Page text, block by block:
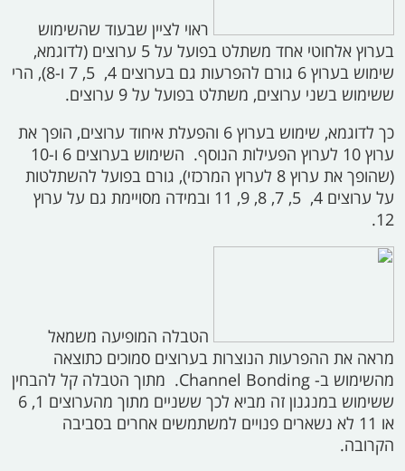
ראוי לציין שבעוד שהשימוש
בערוץ אלחוטי אחד משתלט בפועל על 5 ערוצים (לדוגמא,
שימוש בערוץ 6 גורם להפרעות גם בערוצים 4,
ו-8), הרי
ששימוש בשני ערוצים, משתלט בפועל על 9 ערוצים.
כך לדוגמא, שימוש בערוץ 6 והפעלת איחוד ערוצים, הופך את
ערוץ 10 לערוץ הפעילות הנוסף. השימוש בערוצים 6 ו-10
(שהופך את ערוץ 8 לערוץ המרכזי), גורם בפועל להשתלטות
על ערוצים 4,
ובמידה מסויימת גם על ערוץ
12.
הטבלה המופיעה משמאל
מראה את ההפרעות הנוצרות בערוצים סמוכים כתוצאה
מהשימוש ב- Channel Bonding.
מתוך הטבלה קל להבחין
ששימוש במנגנון זה מביא לכך ששניים מתוך מהערוצים 1, 6
או 11 לא נשארים פנויים למשתמשים אחרים בסביבה
הקרובה.